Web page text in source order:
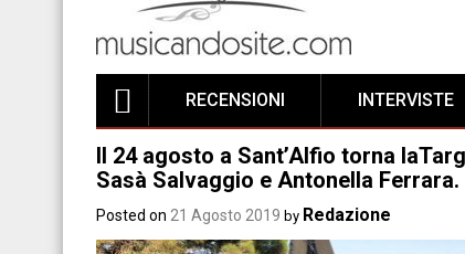
RECENSIONI INTERVISTE
Il 24 agosto a Sant’Alfio torna
Sasà Salvaggio e Antonella Ferrara.
Posted on 21 Agosto 2019 by Redazione